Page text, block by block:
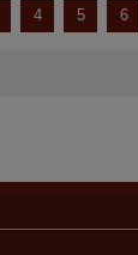
4 5 6